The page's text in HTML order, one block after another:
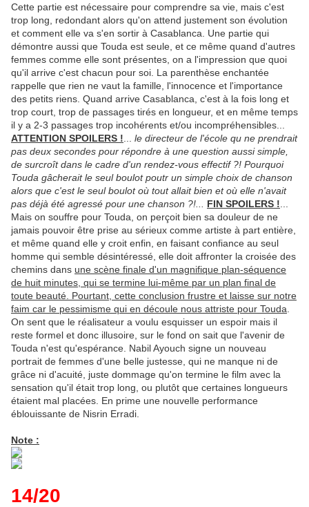
Cette partie est nécessaire pour comprendre sa vie, mais c'est
trop long, redondant alors qu'on attend justement son évolution
et comment elle va s'en sortir à Casablanca. Une partie qui
démontre aussi que Touda est seule, et ce même quand d'autres
femmes comme elle sont présentes, on a l'impression que quoi
qu'il arrive c'est chacun pour soi. La parenthèse enchantée
rappelle que rien ne vaut la famille, l'innocence et l'importance
des petits riens. Quand arrive Casablanca, c'est à la fois long et
trop court, trop de passages tirés en longueur, et en même temps
il y a 2-3 passages trop incohérents et/ou incompréhensibles...
ATTENTION SPOILERS !
le directeur de l'école qu ne prendrait
pas deux secondes pour répondre à une question aussi simple,
de surcroît dans le cadre d'un rendez-vous effectif ?! Pourquoi
Touda gâcherait le seul boulot poutr un simple choix de chanson
alors que c'est le seul boulot où tout allait bien et où elle n'avait
pas déjà été agressé pour une chanson ?!...
FIN SPOILERS !
Mais on souffre pour Touda, on perçoit bien sa douleur de ne
jamais pouvoir être prise au sérieux comme artiste à part entière,
et même quand elle y croit enfin, en faisant confiance au seul
homme qui semble désintéressé, elle doit affronter la croisée des
chemins dans une scène finale d'un magnifique plan-séquence
de huit minutes, qui se termine lui-même par un plan final de
toute beauté. Pourtant, cette conclusion frustre et laisse sur notre
faim car le pessimisme qui en découle nous attriste pour Touda
On sent que le réalisateur a voulu esquisser un espoir mais il
reste formel et donc illusoire, sur le fond on sait que l'avenir de
Touda n'est qu'espérance. Nabil Ayouch signe un nouveau
portrait de femmes d'une belle justesse, qui ne manque ni de
grâce ni d'acuité, juste dommage qu'on termine le film avec la
sensation qu'il était trop long, ou plutôt que certaines longueurs
étaient mal placées. En prime une nouvelle performance
éblouissante de Nisrin Erradi.
Note :
14/20